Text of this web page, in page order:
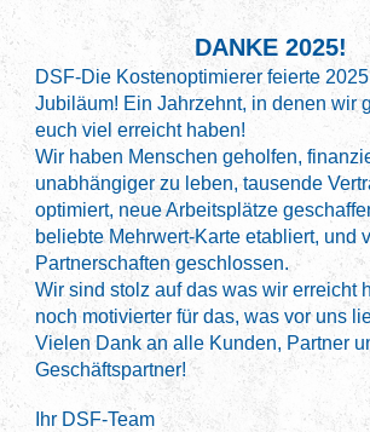
DANKE 2025!
DSF-Die Kostenoptimierer feierte
Jubiläum! Ein Jahrzehnt, in denen wir
euch viel erreicht haben!
Wir haben Menschen geholfen,
unabhängiger zu leben, tausende
optimiert, neue Arbeitsplätze
beliebte Mehrwert-Karte etabliert, und
Partnerschaften geschlossen.
Wir sind stolz auf das was wir erreicht
noch motivierter für das, was vor uns
Vielen Dank an alle Kunden, Partner
Geschäftspartner!
Ihr DSF-Team